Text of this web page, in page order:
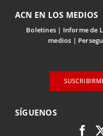
ACN EN LOS MEDIOS
Boletines Informe de
medios
SÍGUENOS